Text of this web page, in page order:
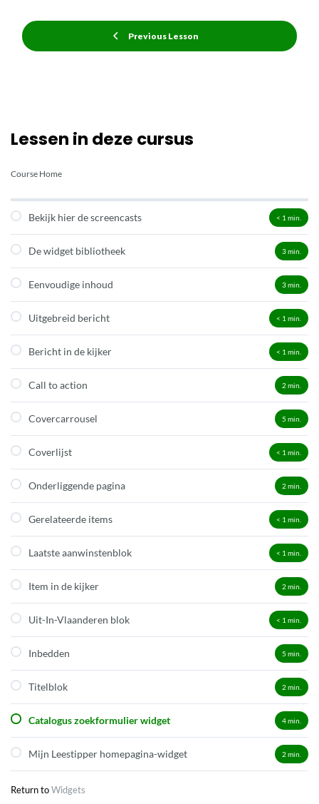
Previous Lesson
Lessen in deze cursus
Course Home
Bekijk hier de screencasts < 1 min.
De widget bibliotheek 3min.
Eenvoudige inhoud 3min.
Uitgebreid bericht < 1 min.
Bericht in de kijker < 1 min.
Call to action 2 min.
Covercarrousel 5 min.
Coverlijst < 1 min.
Onderliggende pagina 2 min.
Gerelateerde items < 1 min.
Laatste aanwinstenblok < 1 min.
Item in de kijker 2 min.
Uit-In-Vlaanderen blok < 1 min.
Inbedden 5 min.
Titelblok 2 min.
Catalogus zoekformulier widget 4min.
Mijn Leestipper homepagina-widget 2 min.
Return toWidgets